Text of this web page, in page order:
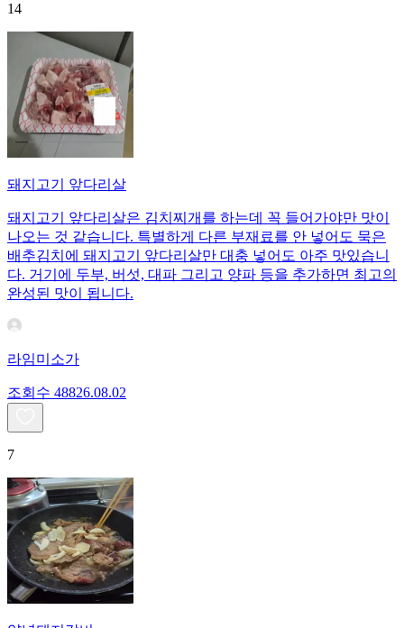
14
돼지고기 앞다리살
돼지고기 앞다리살은 김치찌개를 하는데 꼭 들어가야만 맛이
나오는 것 같습니다. 특별하게 다른 부재료를 안 넣어도 묵은
배추김치에 돼지고기 앞다리살만 대충 넣어도 아주 맛있습니
다. 거기에 두부, 버섯, 대파 그리고 양파 등을 추가하면 최고의
완성된 맛이 됩니다.
라임미소가
조회수 48826.08.02
7